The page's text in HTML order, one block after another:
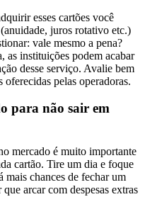
esses cartões você
juros rotativo etc.)
vale mesmo a pena?
as instituições podem acabar
desse serviço. Avalie bem
pelas operadoras.
para não sair em
mercado é muito importante
cartão. Tire um dia e foque
mais chances de fechar um
arcar com despesas extras